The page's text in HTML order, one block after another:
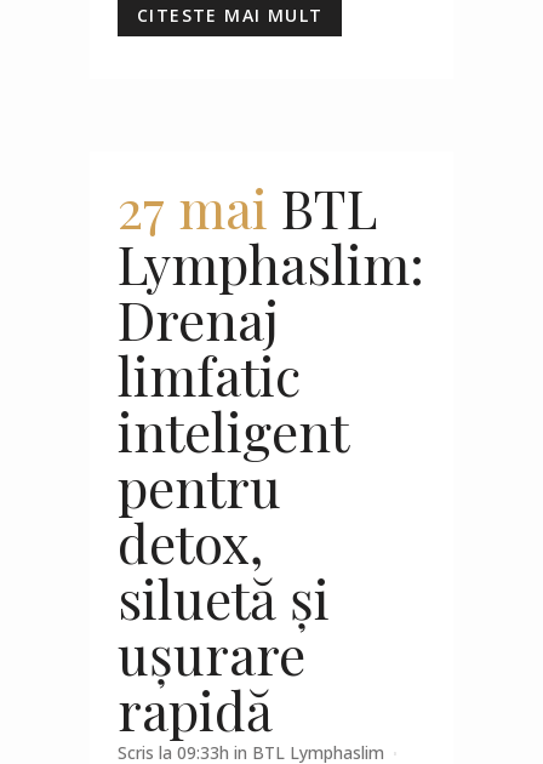
CITESTE MAI MULT
27 mai BTL
Lymphaslim:
Drenaj
limfatic
inteligent
pentru
detox,
siluetă și
ușurare
rapidă
Scris la 09:33h in BTL Lymphaslim